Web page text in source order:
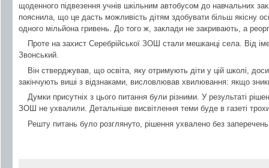
щоденного підвезення учнів шкільним автобусом до навчальних
пояснила, що це дасть можливість дітям здобувати більш якісну
одного мільйона гривень. До того ж, заклади не закривають, а
Проте на захист Серебрійської ЗОШ стали мешканці села. Від
Звонський.
Він стверджував, що освіта, яку отримують діти у цій школі,
закінчують виші з відзнаками, висловлював хвилювання: якщо
Думки присутніх з цього питання були різними. У результаті
ЗОШ не ухвалили. Детальніше висвітлення теми буде в газеті
Решту питань було розглянуто, рішення ухвалено без